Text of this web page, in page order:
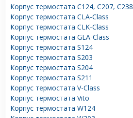
Корпус термостата C124, C207, C238
Корпус термостата CLA-Class
Корпус термостата CLK-Class
Корпус термостата GLA-Class
Корпус термостата S124
Корпус термостата S203
Корпус термостата S204
Корпус термостата S211
Корпус термостата V-Class
Корпус термостата Vito
Корпус термостата W124